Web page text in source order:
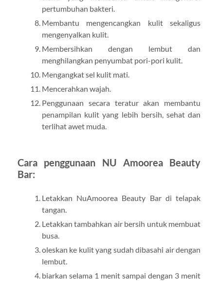
pertumbuhan bakteri.
Membantu mengencangkan kulit sekaligus
mengenyalkan kulit.
Membersihkan dengan lembut dan
menghilangkan penyumbat pori-pori kulit.
Mengangkat sel kulit mati.
Mencerahkan wajah.
Penggunaan secara teratur akan membantu
penampilan kulit yang lebih bersih, sehat dan
terlihat awet muda.
Cara penggunaan NU Amoorea Beauty
Bar:
Letakkan NuAmoorea Beauty Bar di telapak
tangan.
Letakkan tambahkan air bersih untuk membuat
busa.
oleskan ke kulit yang sudah dibasahi air dengan
lembut.
biarkan selama 1 menit sampai dengan 3 menit